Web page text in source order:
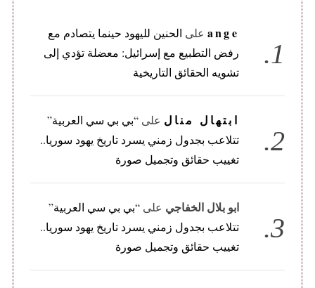
angeعلى الحنين لليهود حينما يتصادم مع
رفض التطبيع مع إسرائيل: معضلة تؤدي إلى
تشويه الحقائق التاريخية
ابتهال منال على“بي بي سي العربية”
تتلاعب بجدول زمني يسرد تاريخ يهود سوريا..
تغييب حقائق وتجميل صورة
ابو بلال الخفاجي على“بي بي سي العربية”
تتلاعب بجدول زمني يسرد تاريخ يهود سوريا..
تغييب حقائق وتجميل صورة